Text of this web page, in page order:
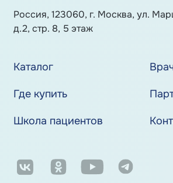
Россия, 123060, г. Москва, ул.
д.2, стр. 8, 5 этаж
Каталог
Где купить
Школа пациентов